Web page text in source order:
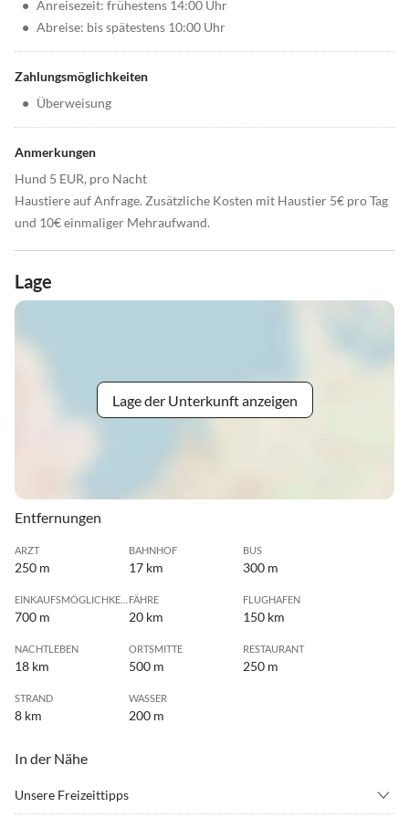
• Anreisezeit: frühestens 14:00 Uhr
• Abreise: bis spätestens 10:00 Uhr
Zahlungsmöglichkeiten
• Überweisung
Anmerkungen
Hund 5 EUR, pro Nacht
Haustiere auf Anfrage. Zusätzliche Kosten mit Haustier 5€ pro Tag
und 10€ einmaliger Mehraufwand.
Lage
Lage der Unterkunft anzeigen
Entfernungen
ARZT
250 m
BAHNHOF
17 km
BUS
300 m
700 m
FÄHRE
20 km
FLUGHAFEN
150 km
NACHTLEBEN
18 km
ORTSMITTE
500 m
RESTAURANT
250 m
STRAND
8 km
WASSER
200 m
In der Nähe
Unsere Freizeittipps